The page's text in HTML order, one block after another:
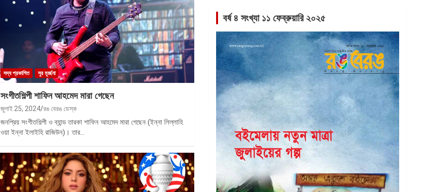
সদ্য প্রকাশিত সুর মূর্চ্ছনা
সংগীতশিল্পী শাফিন আহমেদ মারা গেছেন
জুলাই 25, 2024 রঙ বেরঙ ডেস্ক
জনপ্রিয় সংগীতশিল্পী ও ব্যান্ড তারকা শাফিন আহমেদ মারা গেছেন (ইন্না লিল্লাহি
ওয়া ইন্না ইলাইহি রাজিউন)। তার…
বর্ষ ৪ সংখ্যা ১১ ফেব্রুয়ারি ২০২৫